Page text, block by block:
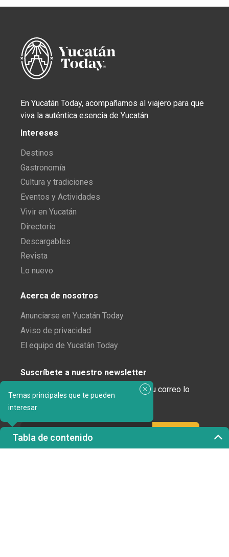
Temas principales que te pueden
interesar
Tabla de contenido
En Yucatán Today, acompañamos al viajero para que
viva la auténtica esencia de Yucatán.
Intereses
Destinos
Gastronomía
Cultura y tradiciones
Eventos y Actividades
Vivir en Yucatán
Directorio
Descargables
Revista
Lo nuevo
Acerca de nosotros
Anunciarse en Yucatán Today
Aviso de privacidad
El equipo de Yucatán Today
Suscríbete a nuestro newsletter
¿Enamorado de Yucatán? Recibe en tu correo lo
mejor de Yucatán Today.